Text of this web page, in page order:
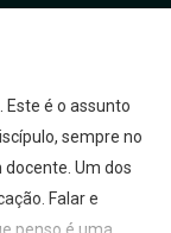
é o assunto
sempre no
Um dos
Falar e